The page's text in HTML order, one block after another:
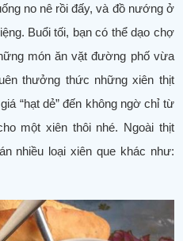
no nê rồi đấy, và đồ nướng ở
Buổi tối, bạn có thể dạo chợ
món ăn vặt đường phố vừa
thưởng thức những xiên thịt
“hạt dẻ” đến không ngờ chỉ từ
một xiên thôi nhé. Ngoài thịt
nhiều loại xiên que khác như: